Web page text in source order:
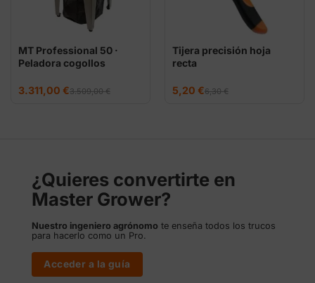
MT Professional 50 ·
Peladora cogollos
Trimmers 3.509,00€
El
precio
3.311,00 €
El
precio
Tijera precisión hoja
recta
6,30€
El
precio
5,20 €
El
precio
¿Quieres convertirte en
Master Grower?
Nuestro ingeniero agrónomo te enseña todos los trucos
para hacerlo como un Pro.
Acceder a la guía